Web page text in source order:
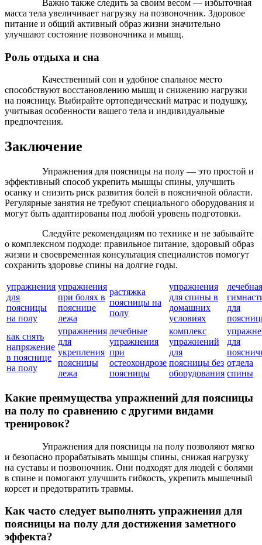
Важно также следить за своим весом — избыточная
масса тела увеличивает нагрузку на позвоночник. Здоровое
питание и общий активный образ жизни значительно
улучшают состояние позвоночника и мышц.
Роль отдыха и сна
Качественный сон и удобное спальное место
способствуют восстановлению мышц и снижению нагрузки
на поясницу. Выбирайте ортопедический матрас и подушку,
учитывая особенности вашего тела и индивидуальные
предпочтения.
Заключение
Упражнения для поясницы на полу — это простой и
эффективный способ укрепить мышцы спины, улучшить
осанку и снизить риск развития болей в поясничной области.
Регулярные занятия не требуют специального оборудования и
могут быть адаптированы под любой уровень подготовки.
Следуйте рекомендациям по технике и не забывайте
о комплексном подходе: правильное питание, здоровый образ
жизни и своевременная консультация специалистов помогут
сохранить здоровье спины на долгие годы.
упражнения
для
поясницы
на полу
упражнения
при болях в
пояснице
лежа
растяжка
поясницы на
полу
упражнения
для спины в
домашних
условиях
лечебная
для
как снять
напряжение
в пояснице
на полу
упражнения
для
укрепления
поясницы
лежа
лечебные
упражнения
при
остеохондрозе
поясницы
комплекс
упражнений
для
поясницы без
оборудования
для
отдела
спины
Какие преимущества упражнений для поясницы
на полу по сравнению с другими видами
тренировок?
Упражнения для поясницы на полу позволяют мягко
и безопасно прорабатывать мышцы спины, снижая нагрузку
на суставы и позвоночник. Они подходят для людей с болями
в спине и помогают улучшить гибкость, укрепить мышечный
корсет и предотвратить травмы.
Как часто следует выполнять упражнения для
поясницы на полу для достижения заметного
эффекта?